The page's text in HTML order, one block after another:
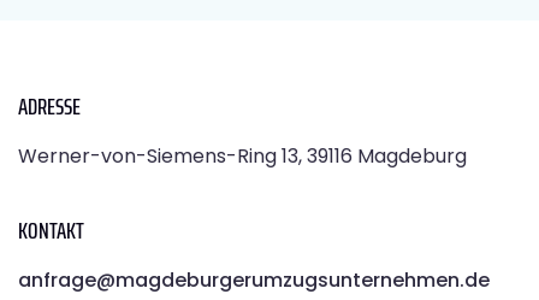
ADRESSE
Werner-von-Siemens-Ring 13, 39116 Magdeburg
KONTAKT
anfrage@magdeburgerumzugsunternehmen.de